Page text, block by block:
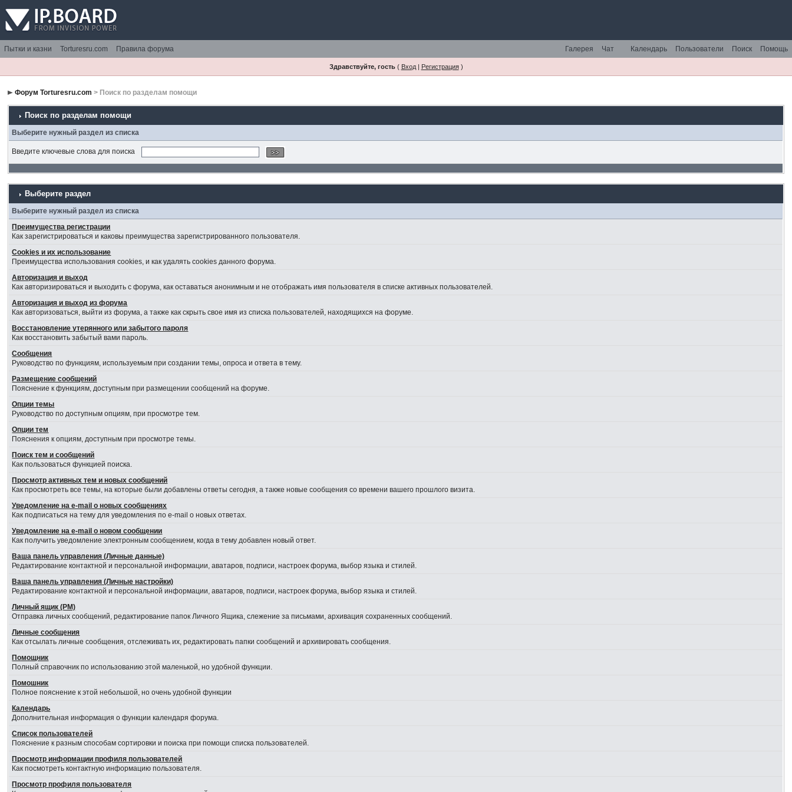
Пытки и казни Torturesru.com Правила форума Помощь
Поиск
Пользователи
Календарь
Чат
Галерея
Здравствуйте, гость( Вход| Регистрация)
Форум Torturesru.com > Поиск по разделам помощи
Поиск по разделам помощи
Выберите нужный раздел из списка
Введите ключевые слова для поиска
Выберите раздел
Выберите нужный раздел из списка
Преимущества регистрации
Как зарегистрироваться и каковы преимущества зарегистрированного пользователя.
Cookies и их использование
Преимущества использования cookies, и как удалять cookies данного форума.
Авторизация и выход
Как авторизироваться и выходить с форума, как оставаться анонимным и не отображать имя пользователя в списке активных пользователей.
Авторизация и выход из форума
Как авторизоваться, выйти из форума, а также как скрыть свое имя из списка пользователей, находящихся на форуме.
Восстановление утерянного или забытого пароля
Как восстановить забытый вами пароль.
Сообщения
Руководство по функциям, используемым при создании темы, опроса и ответа в тему.
Размещение сообщений
Пояснение к функциям, доступным при размещении сообщений на форуме.
Опции темы
Руководство по доступным опциям, при просмотре тем.
Опции тем
Пояснения к опциям, доступным при просмотре темы.
Поиск тем и сообщений
Как пользоваться функцией поиска.
Просмотр активных тем и новых сообщений
Как просмотреть все темы, на которые были добавлены ответы сегодня, а также новые сообщения со времени вашего прошлого визита.
Уведомление на e-mail о новых сообщениях
Как подписаться на тему для уведомления по e-mail о новых ответах.
Уведомление на е-mail о новом сообщении
Как получить уведомление электронным сообщением, когда в тему добавлен новый ответ.
Ваша панель управления (Личные данные)
Редактирование контактной и персональной информации, аватаров, подписи, настроек форума, выбор языка и стилей.
Ваша панель управления (Личные настройки)
Редактирование контактной и персональной информации, аватаров, подписи, настроек форума, выбор языка и стилей.
Личный ящик (PM)
Отправка личных сообщений, редактирование папок Личного Ящика, слежение за письмами, архивация сохраненных сообщений.
Личные сообщения
Как отсылать личные сообщения, отслеживать их, редактировать папки сообщений и архивировать сообщения.
Помощник
Полный справочник по использованию этой маленькой, но удобной функции.
Помошник
Полное пояснение к этой небольшой, но очень удобной функции
Календарь
Дополнительная информация о функции календаря форума.
Список пользователей
Пояснение к разным способам сортировки и поиска при помощи списка пользователей.
Просмотр информации профиля пользователей
Как посмотреть контактную информацию пользователя.
Просмотр профиля пользователя